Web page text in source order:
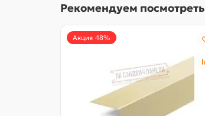
Рекомендуем посмотреть
Акция -18%